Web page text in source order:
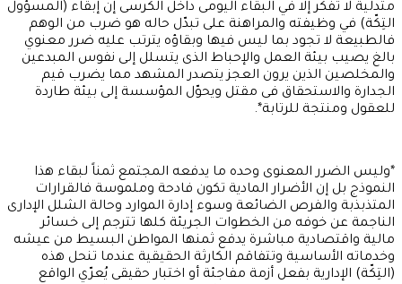
متدلية لا تفكر إلا في البقاء اليومى داخل الكرسى إن إبقاء (المسؤول
التِكّة) في وظيفته والمراهنة على تبدّل حاله هو ضرب من الوهم
فالطبيعة لا تجود بما ليس فيها وبقاؤه يترتب عليه ضرر معنوي
بالغ يصيب بيئة العمل والإحباط الذى يتسلل إلى نفوس المبدعين
والمخلصين الذين يرون العجز يتصدر المشهد مما يضرب قيم
الجدارة والاستحقاق فى مقتل ويحوّل المؤسسة إلى بيئة طاردة
للعقول ومنتجة للرتابة*.
*وليس الضرر المعنوى وحده ما يدفعه المجتمع ثمناً لبقاء هذا
النموذج بل إن الأضرار المادية تكون فادحة وملموسة فالقرارات
المتذبذبة والفرص الضائعة وسوء إدارة الموارد وحالة الشلل الإدارى
الناجمة عن خوفه من الخطوات الجريئة كلها تترجم إلى خسائر
مالية واقتصادية مباشرة يدفع ثمنها المواطن البسيط من عيشه
وخدماته الأساسية وتتفاقم الكارثة الحقيقية عندما تنحل هذه
(التِكّة) الإدارية بفعل أزمة مفاجئة أو اختبار حقيقى يُعرّي الواقع